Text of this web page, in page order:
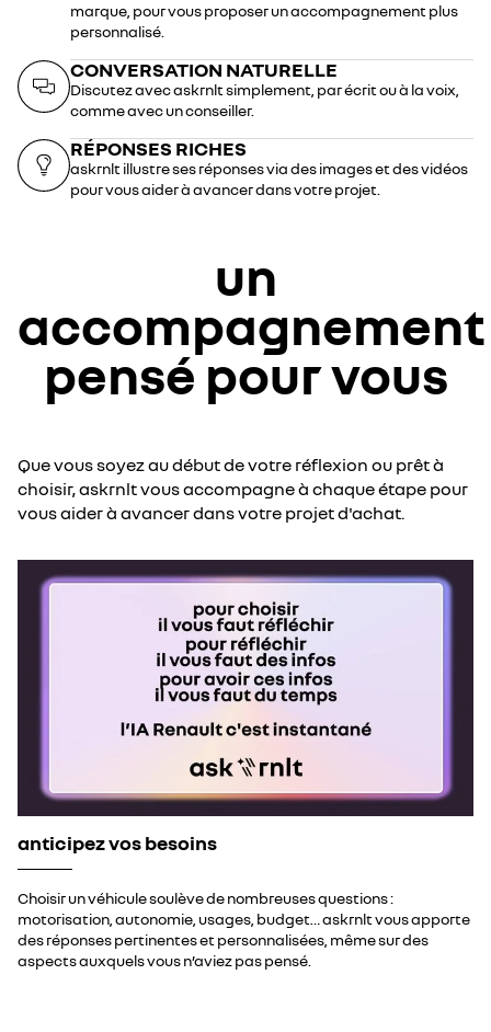
marque, pour vous proposer un accompagnement plus
personnalisé.
CONVERSATION NATURELLE
Discutez avec askrnlt simplement, par écrit ou à la voix,
comme avec un conseiller.
RÉPONSES RICHES
askrnlt illustre ses réponses via des images et des vidéos
pour vous aider à avancer dans votre projet.
un
accompagnement
pensé pour vous
Que vous soyez au début de votre réflexion ou prêt à
choisir, askrnlt vous accompagne à chaque étape pour
vous aider à avancer dans votre projet d'achat.
anticipez vos besoins
Choisir un véhicule soulève de nombreuses questions :
motorisation, autonomie, usages, budget… askrnlt vous apporte
des réponses pertinentes et personnalisées, même sur des
aspects auxquels vous n’aviez pas pensé.